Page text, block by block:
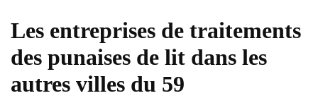
Les entreprises de traitements
des punaises de lit dans les
autres villes du 59